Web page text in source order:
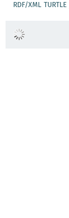
RDF/XML TURTLE